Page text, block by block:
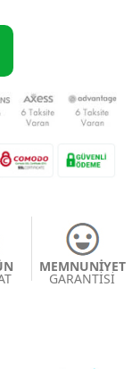
MEMNUNİYET
GARANTİSİ